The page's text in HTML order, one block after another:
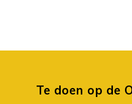
Te doen op de